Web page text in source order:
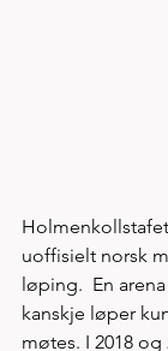
uoffisielt norsk
løping.  En
kanskje løper
møtes. I 2018